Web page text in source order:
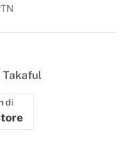
Takaful
di